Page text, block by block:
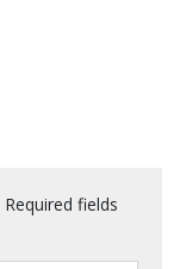
Required fields